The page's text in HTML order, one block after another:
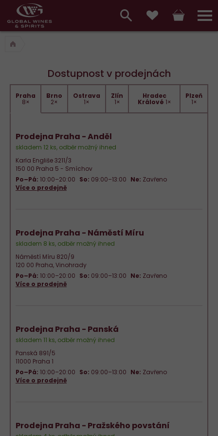
Hlavní
menu,
košík,
vyhledávání,
přihlášení
Dostupnost v prodejnách
Praha
8×
Brno
2×
Ostrava
1×
Zlín
1×
Hradec
Králové 1×
Plzeň
1×
Prodejna Praha - Anděl
skladem 12 ks, odběr možný ihned
Karla Engliše 3211/3
150 00 Praha 5 - Smíchov
Po–Pá: 10:00–20:00 So: 09:00–13:00 Ne: Zavřeno
Více o prodejně
Prodejna Praha - Náměstí Míru
skladem 8 ks, odběr možný ihned
Náměstí Míru 820/9
120 00 Praha, Vinohrady
Po–Pá: 10:00–20:00 So: 09:00–13:00 Ne: Zavřeno
Více o prodejně
Prodejna Praha - Panská
skladem 11 ks, odběr možný ihned
Panská 891/5
11000 Praha 1
Po–Pá: 10:00–20:00 So: 09:00–13:00 Ne: Zavřeno
Více o prodejně
Prodejna Praha - Pražského povstání